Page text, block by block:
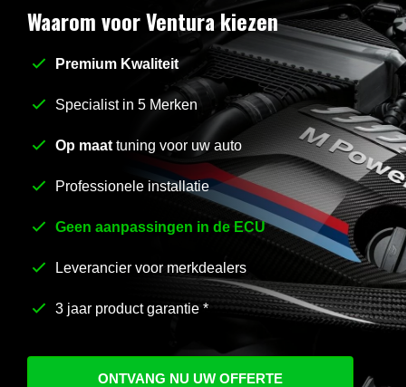
Stel uw vraag*
Waarom voor Ventura kiezen
Premium Kwaliteit
Specialist in 5 Merken
Op maat tuning voor uw auto
Professionele installatie
Geen aanpassingen in de ECU
Leverancier voor merkdealers
3 jaar product garantie *
ONTVANG NU UW OFFERTE